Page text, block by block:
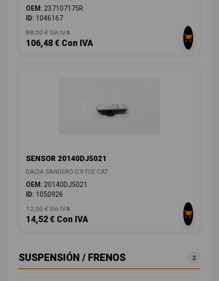
OEM: 237107175R
ID: 1046167
88,00 € Sin IVA
106,48 € Con IVA
SENSOR 20140DJ5021
DACIA SANDERO 0.9 TCE CAT
OEM: 20140DJ5021
ID: 1050926
12,00 € Sin IVA
14,52 € Con IVA
SUSPENSIÓN / FRENOS 2